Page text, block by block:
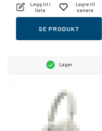
Legg til i
liste
Lagre til
senere
SE PRODUKT
Lager